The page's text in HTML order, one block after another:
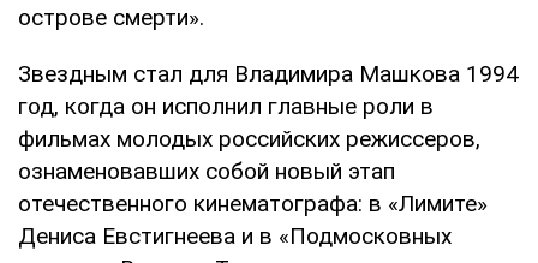
острове смерти».
Звездным стал для Владимира Машкова 1994
год, когда он исполнил главные роли в
фильмах молодых российских режиссеров,
ознаменовавших собой новый этап
отечественного кинематографа: в «Лимите»
Дениса Евстигнеева и в «Подмосковных